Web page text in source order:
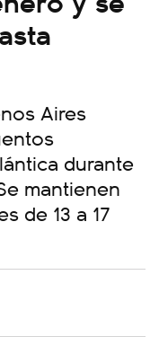
Aires
durante
mantienen
de 13 a 17